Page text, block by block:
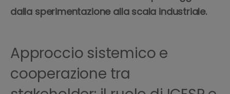
dalla sperimentazione alla scala industriale.
Approccio sistemico e
cooperazione tra